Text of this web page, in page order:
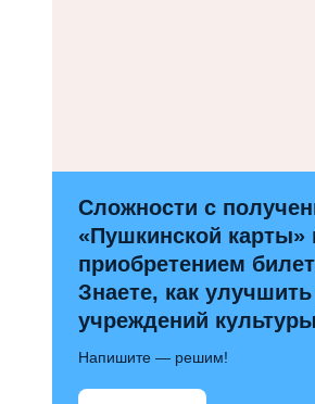
Сложности с
«Пушкинской карты»
приобретением
Знаете, как
учреждений
Напишите — решим!